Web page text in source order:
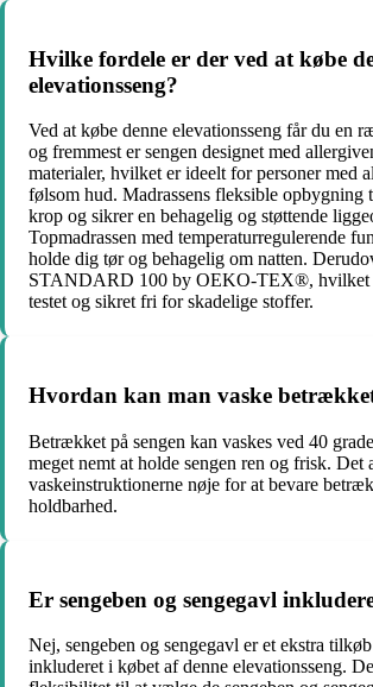
Hvilke fordele er der ved at købe
elevationsseng?
Ved at købe denne elevationsseng får du en
og fremmest er sengen designet med
materialer, hvilket er ideelt for personer med
følsom hud. Madrassens fleksible opbygning
krop og sikrer en behagelig og støttende
Topmadrassen med temperaturregulerende
holde dig tør og behagelig om natten.
STANDARD 100 by OEKO-TEX®, hvilket
testet og sikret fri for skadelige stoffer.
Hvordan kan man vaske
Betrækket på sengen kan vaskes ved 40
meget nemt at holde sengen ren og frisk. Det
vaskeinstruktionerne nøje for at bevare
holdbarhed.
Er sengeben og sengegavl
Nej, sengeben og sengegavl er et ekstra
inkluderet i købet af denne elevationsseng.